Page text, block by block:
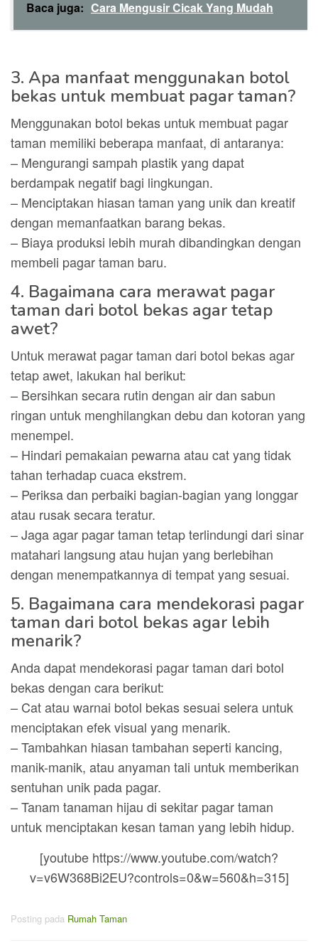
Baca juga: Cara Mengusir Cicak Yang Mudah
3. Apa manfaat menggunakan botol
bekas untuk membuat pagar taman?
Menggunakan botol bekas untuk membuat pagar
taman memiliki beberapa manfaat, di antaranya:
– Mengurangi sampah plastik yang dapat
berdampak negatif bagi lingkungan.
– Menciptakan hiasan taman yang unik dan kreatif
dengan memanfaatkan barang bekas.
– Biaya produksi lebih murah dibandingkan dengan
membeli pagar taman baru.
4. Bagaimana cara merawat pagar
taman dari botol bekas agar tetap
awet?
Untuk merawat pagar taman dari botol bekas agar
tetap awet, lakukan hal berikut:
– Bersihkan secara rutin dengan air dan sabun
ringan untuk menghilangkan debu dan kotoran yang
menempel.
– Hindari pemakaian pewarna atau cat yang tidak
tahan terhadap cuaca ekstrem.
– Periksa dan perbaiki bagian-bagian yang longgar
atau rusak secara teratur.
– Jaga agar pagar taman tetap terlindungi dari sinar
matahari langsung atau hujan yang berlebihan
dengan menempatkannya di tempat yang sesuai.
5. Bagaimana cara mendekorasi pagar
taman dari botol bekas agar lebih
menarik?
Anda dapat mendekorasi pagar taman dari botol
bekas dengan cara berikut:
– Cat atau warnai botol bekas sesuai selera untuk
menciptakan efek visual yang menarik.
– Tambahkan hiasan tambahan seperti kancing,
manik-manik, atau anyaman tali untuk memberikan
sentuhan unik pada pagar.
– Tanam tanaman hijau di sekitar pagar taman
untuk menciptakan kesan taman yang lebih hidup.
[youtube https://www.youtube.com/watch?
v=v6W368Bi2EU?controls=0&w=560&h=315]
Posting pada Rumah Taman